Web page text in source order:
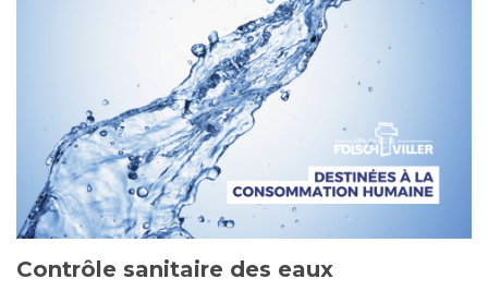
Contrôle sanitaire des eaux